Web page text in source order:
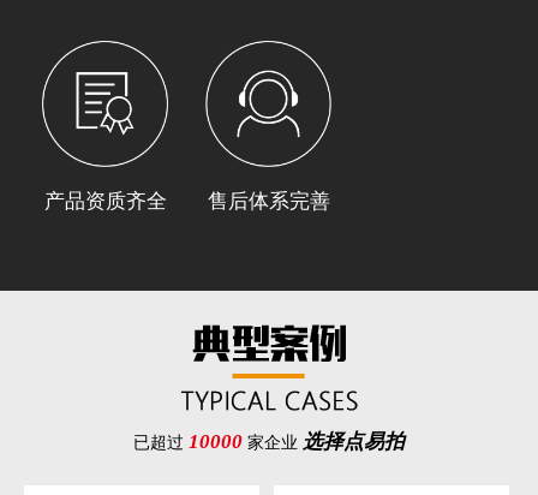
产品资质齐全 售后体系完善
已超过 10000 家企业 选择点易拍